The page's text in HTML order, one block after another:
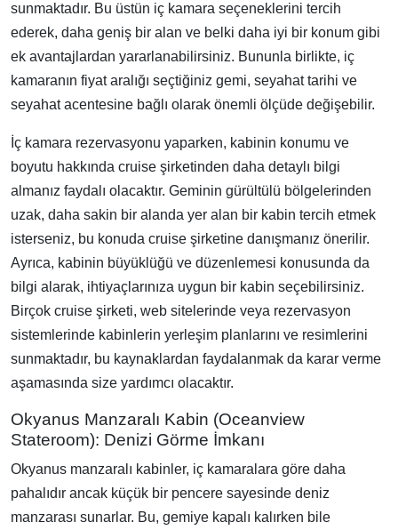
sunmaktadır. Bu üstün iç kamara seçeneklerini tercih
ederek, daha geniş bir alan ve belki daha iyi bir konum gibi
ek avantajlardan yararlanabilirsiniz. Bununla birlikte, iç
kamaranın fiyat aralığı seçtiğiniz gemi, seyahat tarihi ve
seyahat acentesine bağlı olarak önemli ölçüde değişebilir.
İç kamara rezervasyonu yaparken, kabinin konumu ve
boyutu hakkında cruise şirketinden daha detaylı bilgi
almanız faydalı olacaktır. Geminin gürültülü bölgelerinden
uzak, daha sakin bir alanda yer alan bir kabin tercih etmek
isterseniz, bu konuda cruise şirketine danışmanız önerilir.
Ayrıca, kabinin büyüklüğü ve düzenlemesi konusunda da
bilgi alarak, ihtiyaçlarınıza uygun bir kabin seçebilirsiniz.
Birçok cruise şirketi, web sitelerinde veya rezervasyon
sistemlerinde kabinlerin yerleşim planlarını ve resimlerini
sunmaktadır, bu kaynaklardan faydalanmak da karar verme
aşamasında size yardımcı olacaktır.
Okyanus Manzaralı Kabin (Oceanview
Stateroom): Denizi Görme İmkanı
Okyanus manzaralı kabinler, iç kamaralara göre daha
pahalıdır ancak küçük bir pencere sayesinde deniz
manzarası sunarlar. Bu, gemiye kapalı kalırken bile